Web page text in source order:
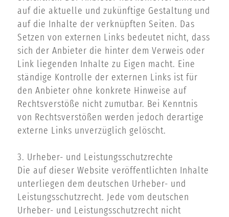
auf die aktuelle und zukünftige Gestaltung und
auf die Inhalte der verknüpften Seiten. Das
Setzen von externen Links bedeutet nicht, dass
sich der Anbieter die hinter dem Verweis oder
Link liegenden Inhalte zu Eigen macht. Eine
ständige Kontrolle der externen Links ist für
den Anbieter ohne konkrete Hinweise auf
Rechtsverstöße nicht zumutbar. Bei Kenntnis
von Rechtsverstößen werden jedoch derartige
externe Links unverzüglich gelöscht.
3. Urheber- und Leistungsschutzrechte
Die auf dieser Website veröffentlichten Inhalte
unterliegen dem deutschen Urheber- und
Leistungsschutzrecht. Jede vom deutschen
Urheber- und Leistungsschutzrecht nicht